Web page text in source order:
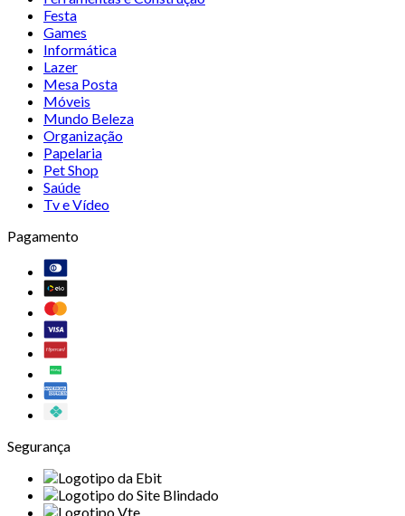
Festa
Games
Informática
Lazer
Mesa Posta
Móveis
Mundo Beleza
Organização
Papelaria
Pet Shop
Saúde
Tv e Vídeo
Pagamento
Segurança